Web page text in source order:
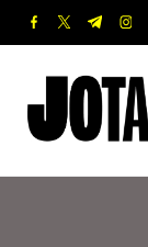
Saltar
contenido
facebook.com
twitter.com
t.me
o
t
revista
de
Informada